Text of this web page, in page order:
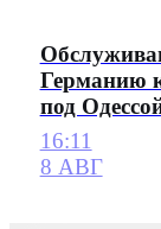
Германию
под
16:11
8 АВГ